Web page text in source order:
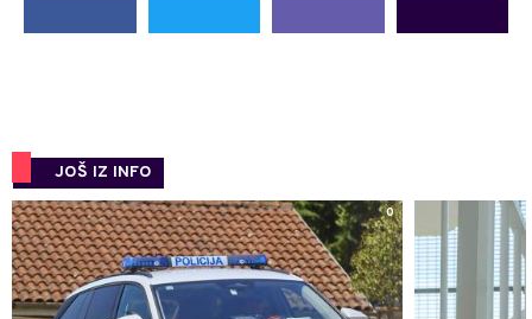
JOŠ IZ INFO
0